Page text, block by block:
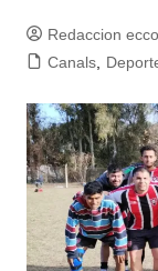
Redaccion
Canals,